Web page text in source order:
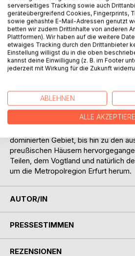
BESCHREIBUNG
Tauchen Sie ein in die Welt der
Unterschieden und seiner enorm
Zentren und Stätten der Erholung.
hessisch geprägten westlichen
dominierten Gebiet, bis hin zu den
preußischen Häusern
Teilen, dem Vogtland und natürlich
um die Metropolregion Erfurt herum.
AUTOR/IN
PRESSESTIMMEN
REZENSIONEN
serverseitiges Tracking sowie auch
geräteübergreifend Cookies, Fingerprints,
sowie gehashte E-Mail-Adressen genutzt
betten wir zudem Drittinhalte von anderen
Plattformen). Wir haben auf die weitere
etwaiges Tracking durch den Drittanbieter
Einstellung willigst du in die oben
kannst deine Einwilligung (z. B. im Footer
jederzeit mit Wirkung für die Zukunft
ABLEHNEN
ALLE